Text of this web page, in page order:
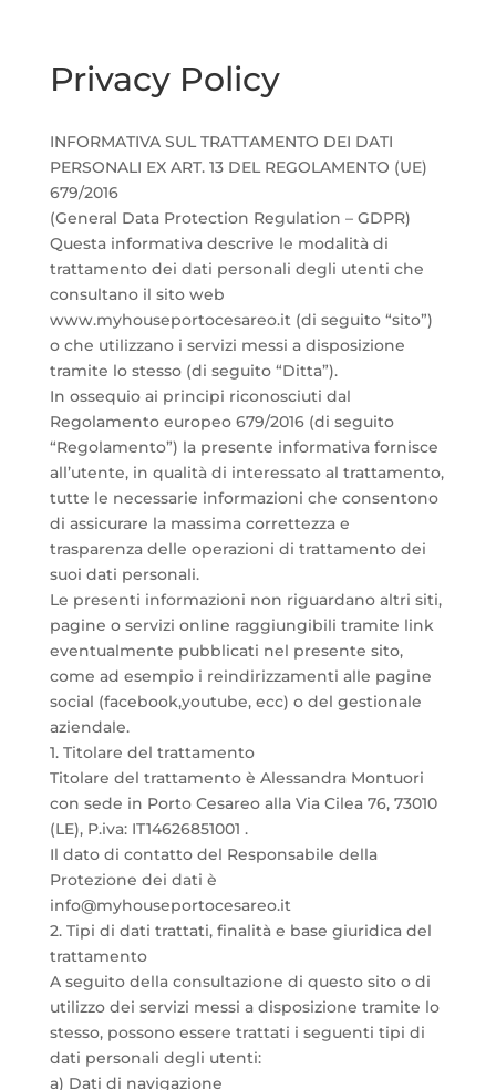
Privacy Policy
INFORMATIVA SUL TRATTAMENTO DEI DATI
PERSONALI EX ART. 13 DEL REGOLAMENTO (UE)
679/2016
(General Data Protection Regulation – GDPR)
Questa informativa descrive le modalità di
trattamento dei dati personali degli utenti che
consultano il sito web
www.myhouseportocesareo.it (di seguito “sito”)
o che utilizzano i servizi messi a disposizione
tramite lo stesso (di seguito “Ditta”).
In ossequio ai principi riconosciuti dal
Regolamento europeo 679/2016 (di seguito
“Regolamento”) la presente informativa fornisce
all’utente, in qualità di interessato al trattamento,
tutte le necessarie informazioni che consentono
di assicurare la massima correttezza e
trasparenza delle operazioni di trattamento dei
suoi dati personali.
Le presenti informazioni non riguardano altri siti,
pagine o servizi online raggiungibili tramite link
eventualmente pubblicati nel presente sito,
come ad esempio i reindirizzamenti alle pagine
social (facebook,youtube, ecc) o del gestionale
aziendale.
1. Titolare del trattamento
Titolare del trattamento è Alessandra Montuori
con sede in Porto Cesareo alla Via Cilea 76, 73010
(LE), P.iva: IT14626851001 .
Il dato di contatto del Responsabile della
Protezione dei dati è
info@myhouseportocesareo.it
2. Tipi di dati trattati, finalità e base giuridica del
trattamento
A seguito della consultazione di questo sito o di
utilizzo dei servizi messi a disposizione tramite lo
stesso, possono essere trattati i seguenti tipi di
dati personali degli utenti:
a) Dati di navigazione